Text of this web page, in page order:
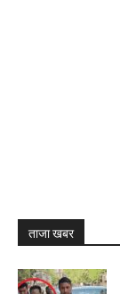
ताजा खबर